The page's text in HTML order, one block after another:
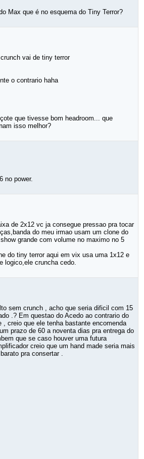
Max que é no esquema do Tiny Terror?
vai de tiny terror
o contrario haha
que tivesse bom headroom... que
isso melhor?
no power.
de 2x12 vc ja consegue pressao pra tocar
do meu irmao usam um clone do
grande com volume no maximo no 5
do tiny terror aqui em vix usa uma 1x12 e
logico,ele cruncha cedo.
sem crunch , acho que seria dificil com 15
.? Em questao do Acedo ao contrario do
, creio que ele tenha bastante encomenda
prazo de 60 a noventa dias pra entrega do
que se caso houver uma futura
creio que um hand made seria mais
pra consertar .